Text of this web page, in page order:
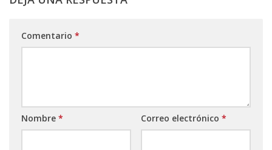
Comentario *
Nombre * Correo electrónico *